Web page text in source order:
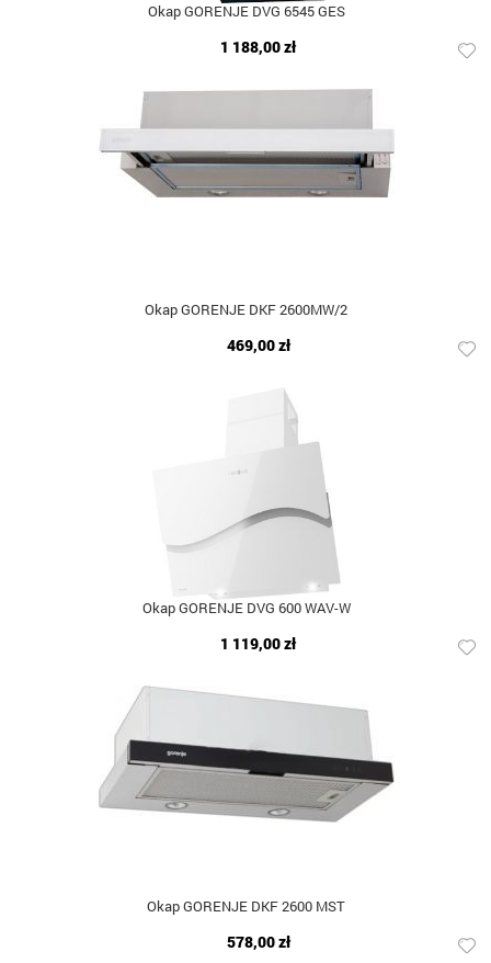
Okap GORENJE DVG 6545 GES
1 188,00 zł
Okap GORENJE DKF 2600MW/2
469,00 zł
Okap GORENJE DVG 600 WAV-W
1 119,00 zł
Okap GORENJE DKF 2600 MST
578,00 zł